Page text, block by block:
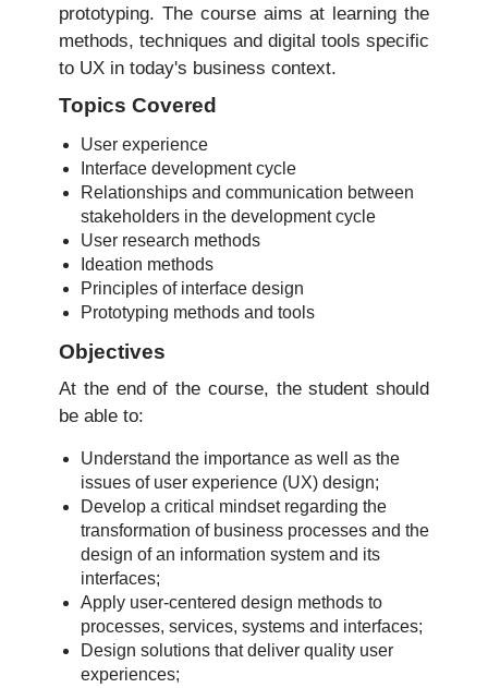
prototyping. The course aims at learning the
methods, techniques and digital tools specific
to UX in today's business context.
Topics Covered
User experience
Interface development cycle
Relationships and communication between
stakeholders in the development cycle
User research methods
Ideation methods
Principles of interface design
Prototyping methods and tools
Objectives
At the end of the course, the student should
be able to:
Understand the importance as well as the
issues of user experience (UX) design;
Develop a critical mindset regarding the
transformation of business processes and the
design of an information system and its
interfaces;
Apply user-centered design methods to
processes, services, systems and interfaces;
Design solutions that deliver quality user
experiences;